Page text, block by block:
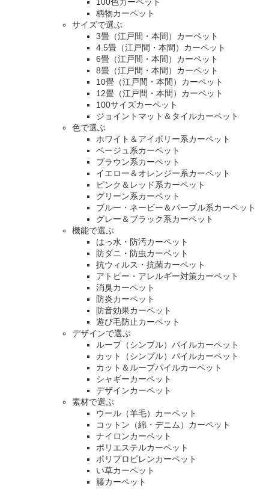
柄物カーペット
サイズで選ぶ
3畳（江戸間・本間）カーペット
4.5畳（江戸間・本間）カーペット
6畳（江戸間・本間）カーペット
8畳（江戸間・本間）カーペット
10畳（江戸間・本間）カーペット
12畳（江戸間・本間）カーペット
100サイズカーペット
ジョイントマット＆タイルカーペット
色で選ぶ
ホワイト＆アイボリー系カーペット
ベージュ系カーペット
ブラウン系カーペット
イエロー＆オレンジー系カーペット
ピンク＆レッド系カーペット
グリーン系カーペット
ブルー・ネービー＆パープル系カーペット
グレー＆ブラック系カーペット
機能で選ぶ
はっ水・防汚カーペット
防ダニ・防虫カーペット
抗ウィルス・抗菌カーペット
アトピー・アレルギー対策カーペット
消臭カーペット
防炎カーペット
防音効果カーペット
遊び毛防止カーペット
デザインで選ぶ
ループ（シンプル）パイルカーペット
カット（シンプル）パイルカーペット
カット＆ループパイルカーペット
シャギーカーペット
デザインカーペット
素材で選ぶ
ウール（羊毛）カーペット
コットン（綿・デニム）カーペット
ナイロンカーペット
ポリエステルカーペット
ポリプロピレンカーペット
い草カーペット
籐カーペット